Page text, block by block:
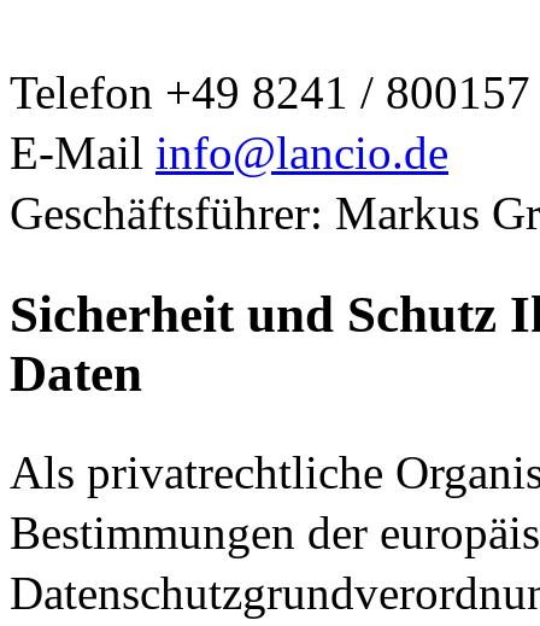
Telefon +49 8241 / 800157
E-Mail info@lancio.de
Geschäftsführer: Markus
Sicherheit und Schutz
Daten
Als privatrechtliche
Bestimmungen der